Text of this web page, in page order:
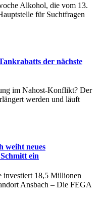
Alkohol, die vom 13.
für Suchtfragen
der nächste
im Nahost-Konflikt? Der
werden und läuft
weiht neues
ein
investiert 18,5 Millionen
Ansbach – Die FEGA